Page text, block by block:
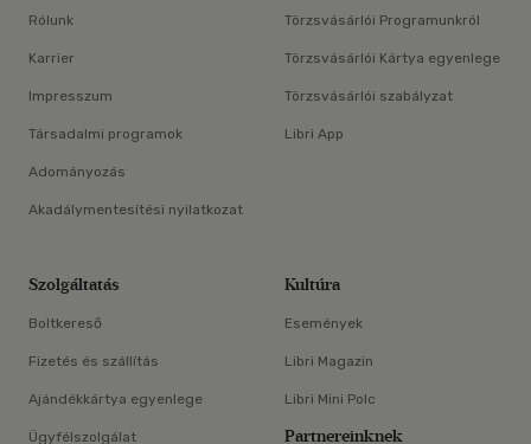
Rólunk
Karrier
Impresszum
Társadalmi programok
Adományozás
Akadálymentesítési nyilatkozat
Törzsvásárlói Programunkról
Törzsvásárlói Kártya egyenlege
Törzsvásárlói szabályzat
Libri App
Szolgáltatás
Boltkereső
Fizetés és szállítás
Ajándékkártya egyenlege
Ügyfélszolgálat
Kultúra
Események
Libri Magazin
Libri Mini Polc
Partnereinknek